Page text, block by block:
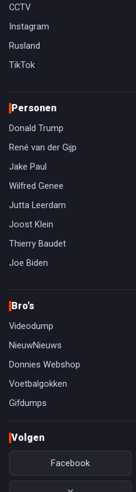
CCTV
Instagram
Rusland
TikTok
Personen
Donald Trump
René van der Gijp
Jake Paul
Wilfred Genee
Jutta Leerdam
Joost Klein
Thierry Baudet
Joe Biden
Bro's
Videodump
NieuwNieuws
Donnies Webshop
Voetbalgokken
Gifdumps
Volgen
Facebook